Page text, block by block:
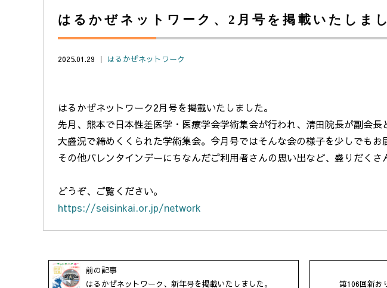
はるかぜネットワーク、2月号を掲載いたしま
2025.01.29 ｜ はるかぜネットワーク
はるかぜネットワーク2月号を掲載いたしました。
先月、熊本で日本性差医学・医療学会学術集会が行われ、清田院長が副会長
大盛況で締めくくられた学術集会。今月号ではそんな会の様子を少しでもお
その他バレンタインデーにちなんだご利用者さんの思い出など、盛りだくさ
どうぞ、ご覧ください。
https://seisinkai.or.jp/network
前の記事
はるかぜネットワーク、新年号を掲載いたしました。
第106回新お